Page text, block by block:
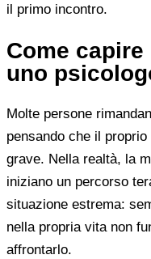
il primo incontro.
Come
uno
Molte persone
pensando che il
grave. Nella realtà, la
iniziano un percorso
situazione estrema:
nella propria vita non
affrontarlo.